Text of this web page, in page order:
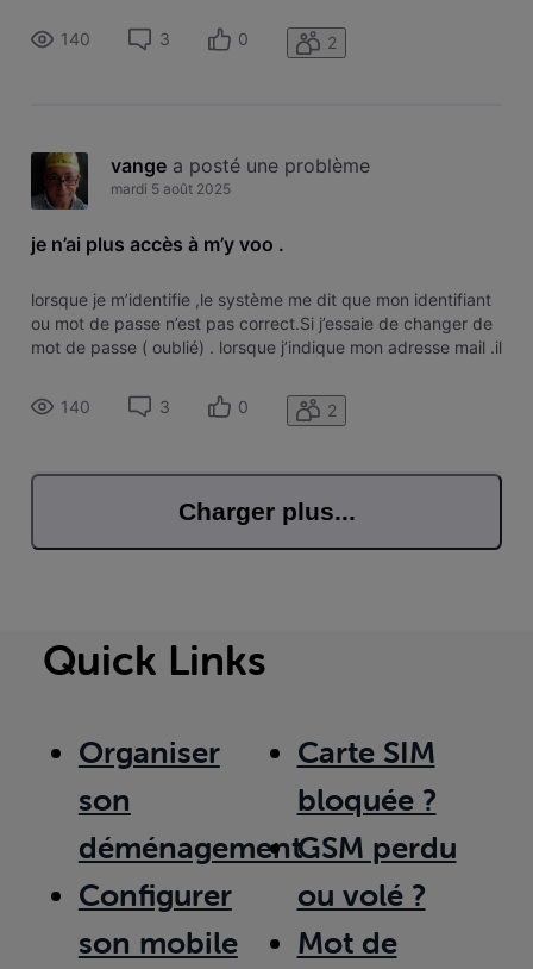
avec mail et numéro client . je reçois un lien pour act
140 3 0 2
vange a posté une problème
mardi 5 août 2025
je n’ai plus accès à m’y voo .
lorsque je m’identifie ,le système me dit que mon identifiant
ou mot de passe n’est pas correct.Si j’essaie de changer de
mot de passe ( oublié) . lorsque j’indique mon adresse mail .il
avec mail et numéro client . je reçois un lien pour act
140 3 0 2
Charger plus...
Quick Links
Organiser
son
déménagement
Configurer
son mobile
Carte SIM
bloquée ?
GSM perdu
ou volé ?
Mot de